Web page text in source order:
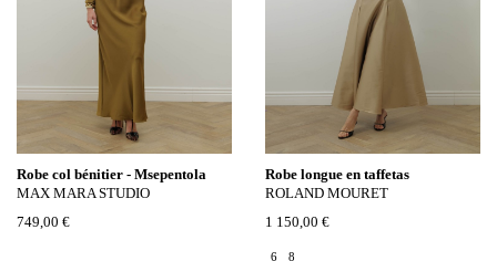
Robe col bénitier - Msepentola
MAX MARA STUDIO
749,00 €
Robe longue en taffetas
ROLAND MOURET
1 150,00 €
6 8